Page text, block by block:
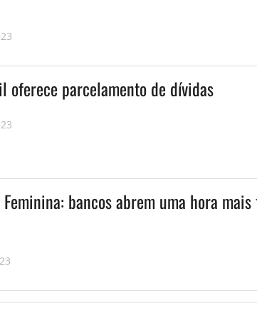
oferece parcelamento de dívidas
bancos abrem uma hora